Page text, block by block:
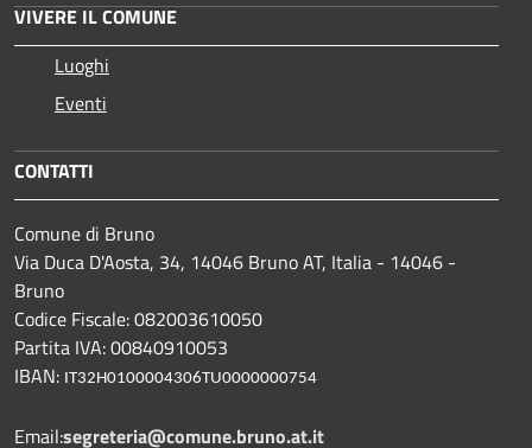
VIVERE IL COMUNE
Luoghi
Eventi
CONTATTI
Comune di Bruno
Via Duca D'Aosta, 34, 14046 Bruno AT, Italia - 14046 -
Bruno
Codice Fiscale: 082003610050
Partita IVA: 00840910053
IBAN: IT32H0100004306TU0000000754
Email:segreteria@comune.bruno.at.it